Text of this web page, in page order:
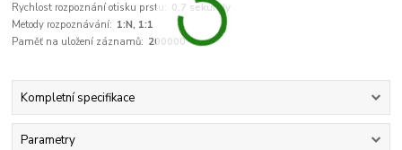
Rychlost rozpoznání otisku prstu:
0.7 sekundy
Metody rozpoznávání: 1:N, 1:1
Paměť na uložení záznamů: 200000
Kompletní specifikace
Parametry